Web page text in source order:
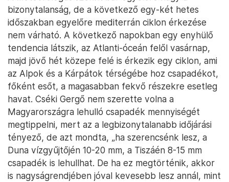
bizonytalanság, de a következő egy-két hetes
időszakban egyelőre mediterrán ciklon érkezése
nem várható. A következő napokban egy enyhülő
tendencia látszik, az Atlanti-óceán felől vasárnap,
majd jövő hét közepe felé is érkezik egy ciklon, ami
az Alpok és a Kárpátok térségébe hoz csapadékot,
főként esőt, a magasabban fekvő részekre esetleg
havat. Cséki Gergő nem szerette volna a
Magyarországra lehulló csapadék mennyiségét
megtippelni, mert az a legbizonytalanabb időjárási
tényező, de azt mondta, „ha szerencsénk lesz, a
Duna vízgyűjtőjén 10-20 mm, a Tiszáén 8-15 mm
csapadék is lehullhat. De ha ez megtörténik, akkor
is nagyságrendjében jóval kevesebb lesz annál, mint